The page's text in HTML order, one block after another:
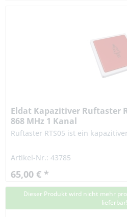
Eldat Kapazitiver Ruftaster
868 MHz 1 Kanal
Ruftaster RTS05 ist ein
Artikel-Nr.: 43785
65,00 € *
Dieser Produkt wird nicht mehr
lieferbar!